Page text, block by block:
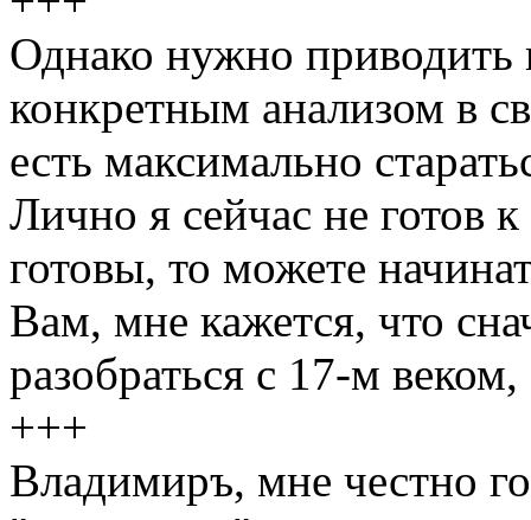
Однако нужно приводить
конкретным анализом в
есть максимально
Лично я сейчас не готов
готовы, то можете
Вам, мне кажется, что
разобраться с 17-м
+++
Владимиръ, мне честно